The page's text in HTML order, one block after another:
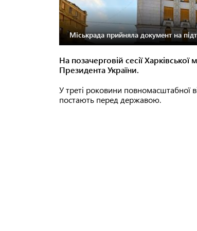
Міськрада прийняла документ на
На позачерговій сесії
Президента України.
У треті роковини повномасштабної
постають перед державою.